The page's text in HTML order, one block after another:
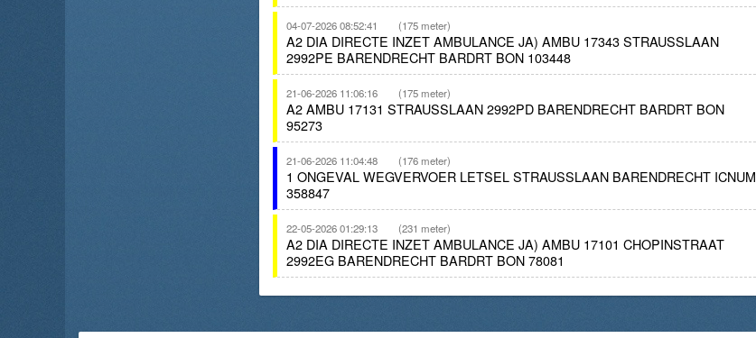
04-07-2026 08:52:41 (175 meter)
A2 DIA DIRECTE INZET AMBULANCE JA) AMBU 17343 STRAUSSLAAN
2992PE BARENDRECHT BARDRT BON 103448
21-06-2026 11:06:16 (175 meter)
A2 AMBU 17131 STRAUSSLAAN 2992PD BARENDRECHT BARDRT BON
95273
21-06-2026 11:04:48 (176 meter)
1 ONGEVAL WEGVERVOER LETSEL STRAUSSLAAN BARENDRECHT ICNUM
358847
22-05-2026 01:29:13 (231 meter)
A2 DIA DIRECTE INZET AMBULANCE JA) AMBU 17101 CHOPINSTRAAT
2992EG BARENDRECHT BARDRT BON 78081